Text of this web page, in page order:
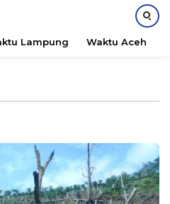
Lampung Waktu Aceh